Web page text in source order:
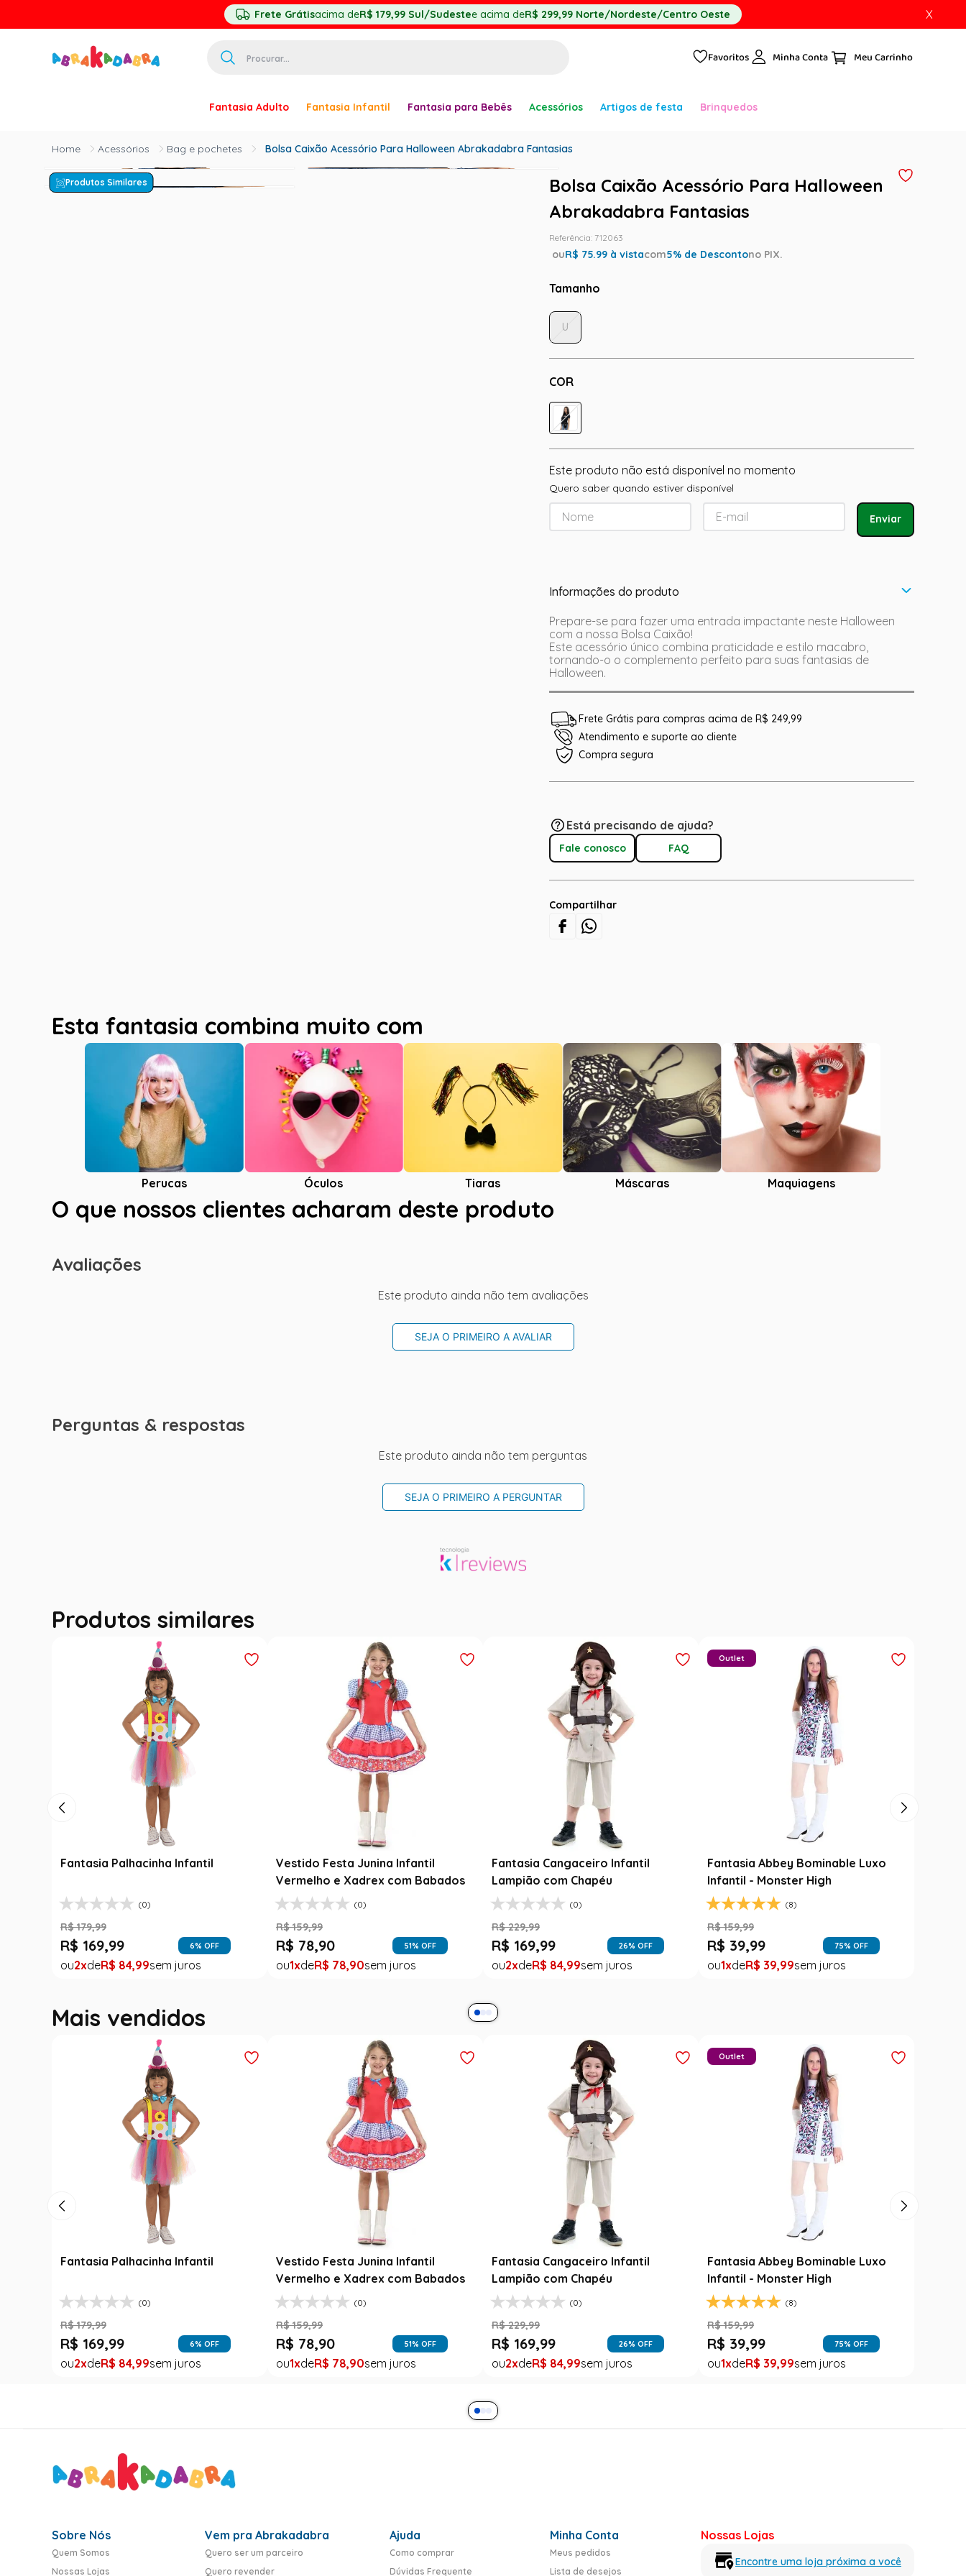
Frete Grátisacima deR$ 179,99 Sul/Sudestee acima deR$ 299,99 Norte/Nordeste/Centro Oeste X
Favoritos Minha Conta
Fantasia Adulto Fantasia Infantil Fantasia para Bebês Acessórios Artigos de festa Brinquedos
Acessórios Bag e pochetes Bolsa Caixão Acessório Para Halloween Abrakadabra Fantasias
Produtos Similares
Bolsa Caixão Acessório Para Halloween
Abrakadabra Fantasias
Referência: 712063
ouR$ 75.99 à vistacom5% de Descontono PIX.
Tamanho
COR
U
Este produto não está disponível no momento
Quero saber quando estiver disponível
Enviar
Informações do produto
Prepare-se para fazer uma entrada impactante neste Halloween
com a nossa Bolsa Caixão!
Este acessório único combina praticidade e estilo macabro,
tornando-o o complemento perfeito para suas fantasias de
Halloween.
Frete Grátis para compras acima de R$ 249,99
Atendimento e suporte ao cliente
Compra segura
Está precisando de ajuda?
Fale conosco FAQ
Compartilhar
Esta fantasia combina muito com
Perucas Óculos Tiaras Máscaras Maquiagens
O que nossos clientes acharam deste produto
Avaliações
Este produto ainda não tem avaliações
SEJA O PRIMEIRO A AVALIAR
Perguntas & respostas
Este produto ainda não tem perguntas
SEJA O PRIMEIRO A PERGUNTAR
Produtos similares
Fantasia Palhacinha Infantil
(0)
R$ 179,99
R$ 169,99 6% OFF
2 R$ 84,99
Vestido Festa Junina Infantil
Vermelho e Xadrex com Babados
(0)
R$ 159,99
R$ 78,90 51% OFF
1 R$ 78,90
Fantasia Cangaceiro Infantil
Lampião com Chapéu
(0)
R$ 229,99
R$ 169,99 26% OFF
2 R$ 84,99
Fantasia Abbey Bominable Luxo
Infantil - Monster High
(8)
Outlet
R$ 159,99
R$ 39,99 75% OFF
1 R$ 39,99
Mais vendidos
Fantasia Palhacinha Infantil
(0)
R$ 179,99
R$ 169,99 6% OFF
2 R$ 84,99
Vestido Festa Junina Infantil
Vermelho e Xadrex com Babados
(0)
R$ 159,99
R$ 78,90 51% OFF
1 R$ 78,90
Fantasia Cangaceiro Infantil
Lampião com Chapéu
(0)
R$ 229,99
R$ 169,99 26% OFF
2 R$ 84,99
Fantasia Abbey Bominable Luxo
Infantil - Monster High
(8)
Outlet
R$ 159,99
R$ 39,99 75% OFF
1 R$ 39,99
Sobre Nós
Quem Somos
Nossas Lojas
Vem pra Abrakadabra
Quero ser um parceiro
Quero revender
Ajuda
Como comprar
Dúvidas Frequente
Minha Conta
Meus pedidos
Lista de desejos
Nossas Lojas
Encontre uma loja próxima a você
princesa